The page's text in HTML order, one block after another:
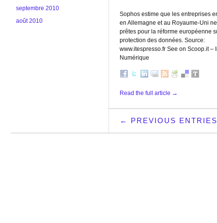
Sophos estime que les entreprises
en Allemagne et au Royaume-Uni
prêtes pour la réforme européenne
protection des données. Source:
www.itespresso.fr See on Scoop.it –
Numérique
Read the full article →
← PREVIOUS ENTRIES
septembre 2010
août 2010